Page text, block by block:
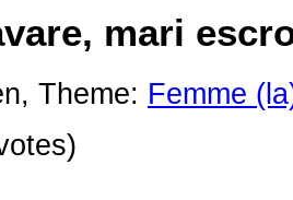
mari
Theme: Femme